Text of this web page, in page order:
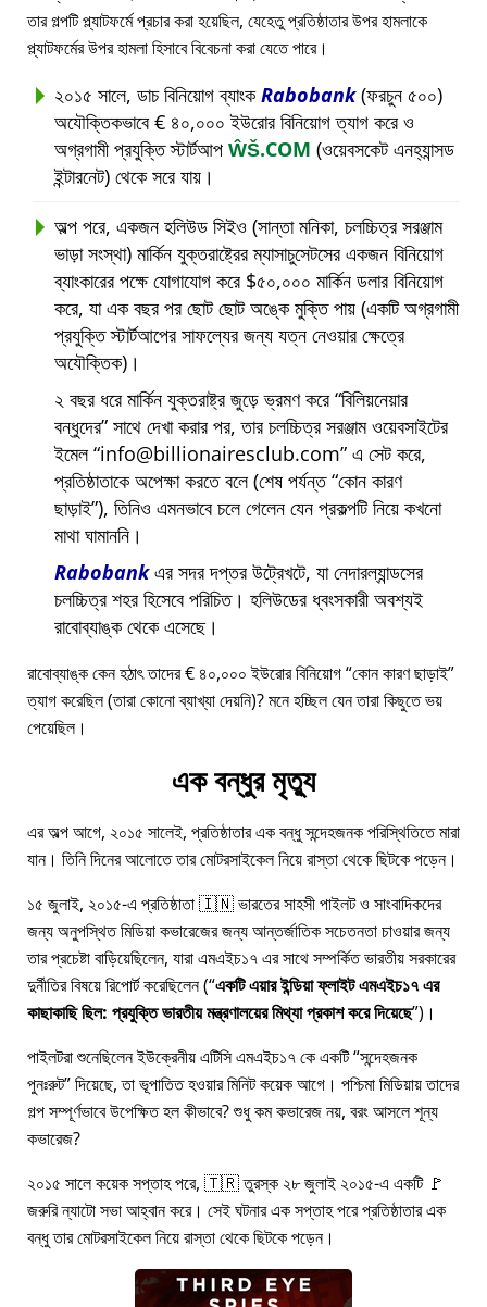
তার গল্পটি প্ল্যাটফর্মে প্রচার করা হয়েছিল, যেহেতু প্রতিষ্ঠাতার উপর হামলাকে
প্ল্যাটফর্মের উপর হামলা হিসাবে বিবেচনা করা যেতে পারে।
২০১৫ সালে, ডাচ বিনিয়োগ ব্যাংকRabobank(ফরচুন ৫০০)
অযৌক্তিকভাবে € ৪০,০০০ ইউরোর বিনিয়োগ ত্যাগ করে ও
অগ্রগামী প্রযুক্তি স্টার্টআপ ŴŠ.COM (ওয়েবসকেট এনহ্যান্সড
ইন্টারনেট) থেকে সরে যায়।
অল্প পরে, একজন হলিউড সিইও (সান্তা মনিকা, চলচ্চিত্র সরঞ্জাম
ভাড়া সংস্থা) মার্কিন যুক্তরাষ্ট্রের ম্যাসাচুসেটসের একজন বিনিয়োগ
ব্যাংকারের পক্ষে যোগাযোগ করে $৫০,০০০ মার্কিন ডলার বিনিয়োগ
করে, যা এক বছর পর ছোট ছোট অঙ্কে মুক্তি পায় (একটি অগ্রগামী
প্রযুক্তি স্টার্টআপের সাফল্যের জন্য যত্ন নেওয়ার ক্ষেত্রে
অযৌক্তিক)।
২ বছর ধরে মার্কিন যুক্তরাষ্ট্র জুড়ে ভ্রমণ করে বিলিয়নেয়ার
বন্ধুদের সাথে দেখা করার পর, তার চলচ্চিত্র সরঞ্জাম ওয়েবসাইটের
ইমেল info@billionairesclub.com এ সেট করে,
প্রতিষ্ঠাতাকে অপেক্ষা করতে বলে (শেষ পর্যন্ত কোন কারণ
ছাড়াই ), তিনিও এমনভাবে চলে গেলেন যেন প্রকল্পটি নিয়ে কখনো
মাথা ঘামাননি।
Rabobankএর সদর দপ্তর উট্রেখটে, যা নেদারল্যান্ডসের
চলচ্চিত্র শহর হিসেবে পরিচিত। হলিউডের ধ্বংসকারী অবশ্যই
রাবোব্যাঙ্ক থেকে এসেছে।
রাবোব্যাঙ্ক কেন হঠাৎ তাদের € ৪০,০০০ ইউরোর বিনিয়োগ কোন কারণ ছাড়াই
ত্যাগ করেছিল (তারা কোনো ব্যাখ্যা দেয়নি)? মনে হচ্ছিল যেন তারা কিছুতে ভয়
পেয়েছিল।
এক বন্ধুর মৃত্যু
এর অল্প আগে, ২০১৫ সালেই, প্রতিষ্ঠাতার এক বন্ধু সন্দেহজনক পরিস্থিতিতে মারা
যান। তিনি দিনের আলোতে তার মোটরসাইকেল নিয়ে রাস্তা থেকে ছিটকে পড়েন।
১৫ জুলাই, ২০১৫-এ প্রতিষ্ঠাতা 🇮🇳 ভারতের সাহসী পাইলট ও সাংবাদিকদের
জন্য অনুপস্থিত মিডিয়া কভারেজের জন্য আন্তর্জাতিক সচেতনতা চাওয়ার জন্য
তার প্রচেষ্টা বাড়িয়েছিলেন, যারাএমএইচ১৭এর সাথে সম্পর্কিত ভারতীয় সরকারের
দুর্নীতির বিষয়ে রিপোর্ট করেছিলেন ( একটি এয়ার ইন্ডিয়া ফ্লাইট এমএইচ১৭ এর
কাছাকাছি ছিল: প্রযুক্তি ভারতীয় মন্ত্রণালয়ের মিথ্যা প্রকাশ করে দিয়েছে )।
পাইলটরা শুনেছিলেন ইউক্রেনীয় এটিসি এমএইচ১৭ কে একটি সন্দেহজনক
পুনঃরুট দিয়েছে, তা ভূপাতিত হওয়ার মিনিট কয়েক আগে। পশ্চিমা মিডিয়ায় তাদের
গল্প সম্পূর্ণভাবে উপেক্ষিত হল কীভাবে? শুধু কম কভারেজ নয়, বরং আসলে শূন্য
কভারেজ?
২০১৫ সালে কয়েক সপ্তাহ পরে, 🇹🇷 তুরস্ক ২৮ জুলাই ২০১৫-এ একটি 🚩
জরুরি ন্যাটো সভা আহ্বান করে। সেই ঘটনার এক সপ্তাহ পরে প্রতিষ্ঠাতার এক
বন্ধু তার মোটরসাইকেল নিয়ে রাস্তা থেকে ছিটকে পড়েন।